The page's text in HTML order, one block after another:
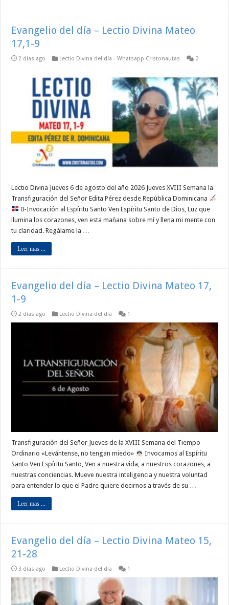
Evangelio del día – Lectio Divina Mateo
17,1-9
2 días ago Lectio Divina del día - Whatsapp Cristonautas 0
Lectio Divina Jueves 6 de agosto del año 2026 Jueves XVIII Semana la
Transfiguración del Señor Edita Pérez desde República Dominicana
0-Invocación al Espíritu Santo Ven Espíritu Santo de Dios, Luz que
ilumina los corazones, ven esta mañana sobre mí y llena mi mente con
tu claridad. Regálame la …
Leer mas ...
Evangelio del día – Lectio Divina Mateo 17,
1-9
2 días ago Lectio Divina del día 1
Transfiguración del Señor Jueves de la XVIII Semana del Tiempo
Ordinario «Levántense, no tengan miedo»
Invocamos al Espíritu
Santo Ven Espíritu Santo, Ven a nuestra vida, a nuestros corazones, a
nuestras conciencias. Mueve nuestra inteligencia y nuestra voluntad
para entender lo que el Padre quiere decirnos a través de su …
Leer mas ...
Evangelio del día – Lectio Divina Mateo 15,
21-28
3 días ago Lectio Divina del día 1